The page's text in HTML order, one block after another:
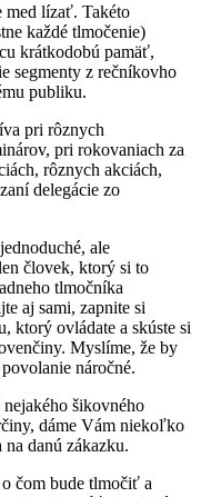
lízať. Takéto
každé tlmočenie)
krátkodobú pamäť,
segmenty z rečníkovho
publiku.
pri rôznych
pri rokovaniach za
rôznych akciách,
delegácie zo
ale
človek, ktorý si to
tlmočníka
aj sami, zapnite si
ktorý ovládate a skúste si
Myslíme, že by
náročné.
šikovného
dáme Vám niekoľko
danú zákazku.
čom bude tlmočiť a